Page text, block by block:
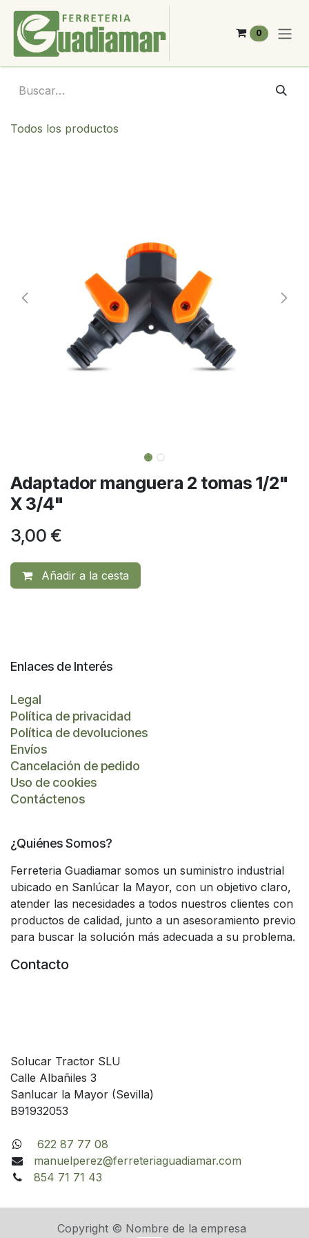
Ir al contenido
0
Todos los productos
Adaptador manguera 2 tomas 1/2"
X 3/4"
3,00 €
Añadir a la cesta
Enlaces de Interés
Legal
Política de privacidad
Política de devoluciones
Envíos
Cancelación de pedido
Uso de cookies
Contáctenos
¿Quiénes Somos?
Ferreteria Guadiamar somos un suministro industrial
ubicado en Sanlúcar la Mayor, con un objetivo claro,
atender las necesidades a todos nuestros clientes con
productos de calidad, junto a un asesoramiento previo
para buscar la solución más adecuada a su problema.
Contacto
Solucar Tractor SLU
Calle Albañiles 3
Sanlucar la Mayor (Sevilla)
B91932053
622 87 77 08
manuelperez@ferreteriaguadiamar.com
854 71 71 43
Copyright © Nombre de la empresa